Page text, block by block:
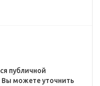
публичной
можете уточнить